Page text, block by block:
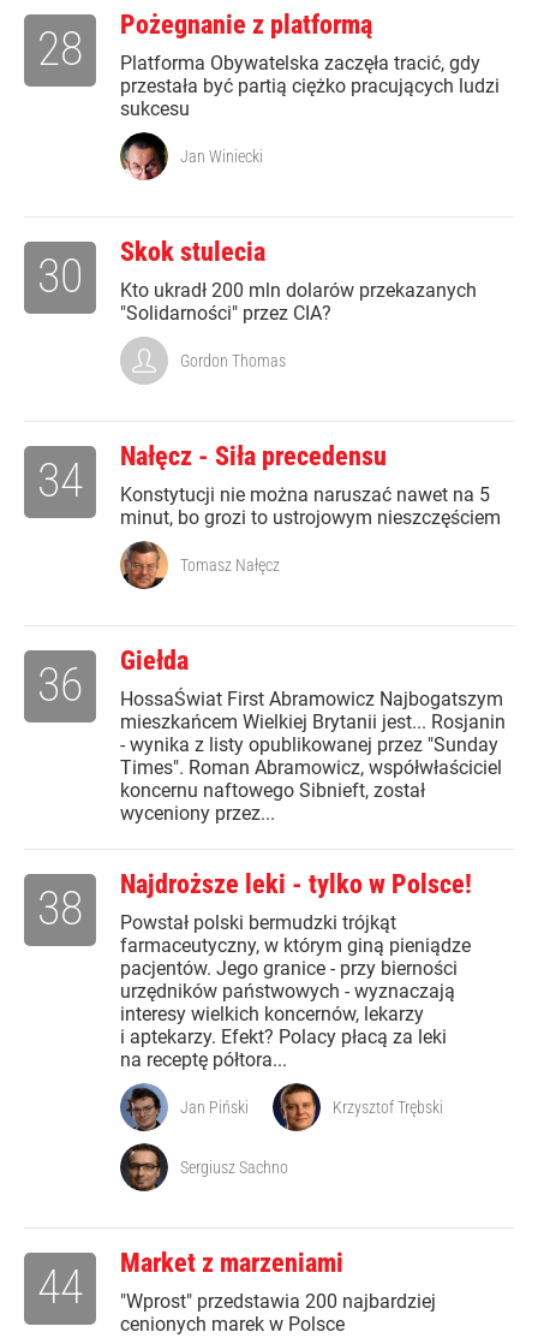
Pożegnanie z platformą
Platforma Obywatelska zaczęła tracić, gdy
przestała być partią ciężko pracujących ludzi
sukcesu
28
Jan Winiecki
Skok stulecia
Kto ukradł 200 mln dolarów przekazanych
"Solidarności" przez CIA?
30
Gordon Thomas
Nałęcz - Siła precedensu
Konstytucji nie można naruszać nawet na 5
minut, bo grozi to ustrojowym nieszczęściem
34
Tomasz Nałęcz
Giełda
HossaŚwiat First Abramowicz Najbogatszym
mieszkańcem Wielkiej Brytanii jest... Rosjanin
- wynika z listy opublikowanej przez "Sunday
Times". Roman Abramowicz, współwłaściciel
koncernu naftowego Sibnieft, został
wyceniony przez...
36
Najdroższe leki - tylko w Polsce!
Powstał polski bermudzki trójkąt
farmaceutyczny, w którym giną pieniądze
pacjentów. Jego granice - przy bierności
urzędników państwowych - wyznaczają
interesy wielkich koncernów, lekarzy
i aptekarzy. Efekt? Polacy płacą za leki
na receptę półtora...
38
Jan Piński Krzysztof Trębski
Sergiusz Sachno
Market z marzeniami
"Wprost" przedstawia 200 najbardziej
cenionych marek w Polsce
44